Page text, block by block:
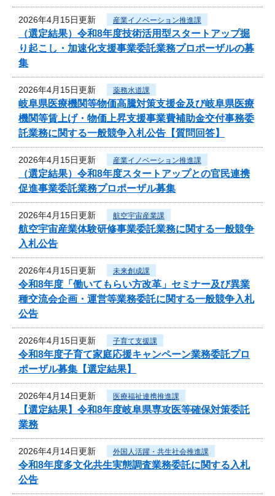
2026年4月15日更新 産業イノベーション推進課
（選定結果）令和8年度技術活用型スタートアップ掘
り起こし・加速化支援事業委託業務プロポーザルの募
集
2026年4月15日更新 薬務水道課
岐阜県医療機関等物価高騰対策支援金及び岐阜県医療
機関等賃上げ・物価上昇支援事業費補助金交付事務委
託業務に関する一般競争入札公告【質問回答】
2026年4月15日更新 産業イノベーション推進課
（選定結果）令和8年度スタートアップとの官民連携
促進事業委託業務プロポーザル募集
2026年4月15日更新 航空宇宙産業課
航空宇宙産業体験研修事業委託業務に関する一般競争
入札公告
2026年4月15日更新 未来創成課
令和8年度「働いてもらい方改革」セミナー及び異業
種交流会企画・運営等業務委託に関する一般競争入札
公告
2026年4月15日更新 子育て支援課
令和8年度子育て家庭応援キャンペーン業務委託プロ
ポーザル募集【選定結果】
2026年4月14日更新 医療福祉連携推進課
【選定結果】令和8年度岐阜県専攻医等確保対策委託
業務
2026年4月14日更新 外国人活躍・共生社会推進課
令和8年度多文化共生実態調査業務委託に関する入札
公告